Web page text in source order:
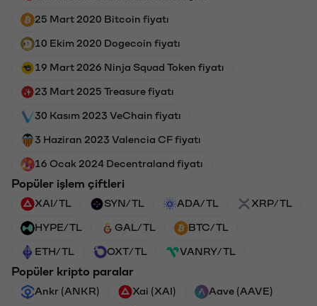
25 Mart 2020 Bitcoin fiyatı
10 Ekim 2020 Dogecoin fiyatı
19 Mart 2026 Ninja Squad Token fiyatı
23 Mart 2025 Treasure fiyatı
30 Kasım 2023 VeChain fiyatı
3 Haziran 2023 Valencia CF fiyatı
16 Ocak 2024 Decentraland fiyatı
Popüler işlem çiftleri
XAI/TL SYN/TL ADA/TL XRP/TL
HYPE/TL GAL/TL BTC/TL
ETH/TL OXT/TL VANRY/TL
Popüler kripto paralar
Ankr (ANKR) Xai (XAI) Aave (AAVE)